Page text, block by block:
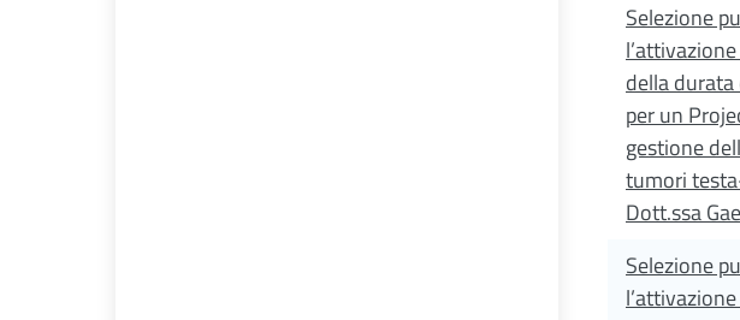
Selezione
della
per un
gestione
tumori
Dott.ssa
Selezione